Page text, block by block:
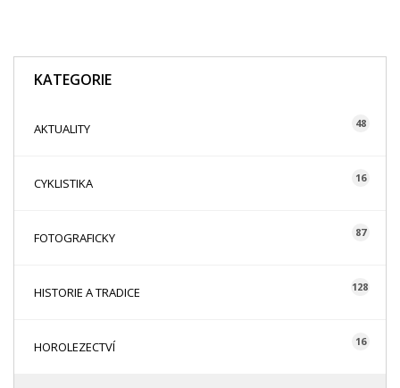
KATEGORIE
AKTUALITY 48
CYKLISTIKA 16
FOTOGRAFICKY 87
HISTORIE A TRADICE 128
HOROLEZECTVÍ 16